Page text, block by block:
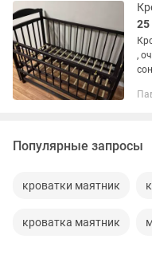
25
,
Популярные запросы
кроватки маятник
кроватка маятник